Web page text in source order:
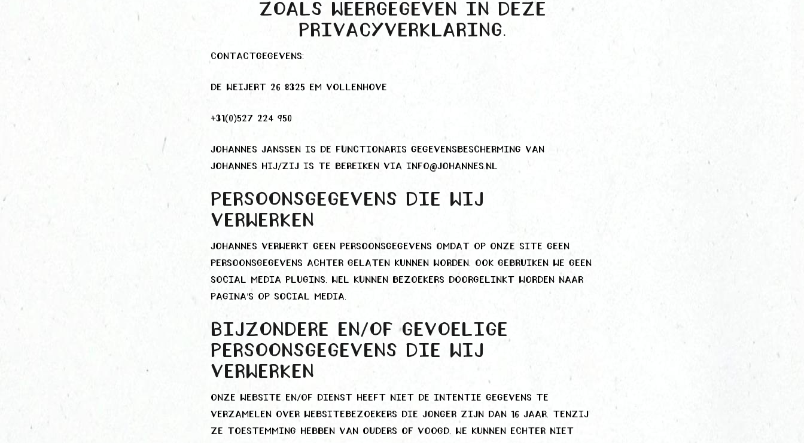
zoals weergegeven in deze
privacyverklaring.
Contactgegevens:
De Weijert 26 8325 EM Vollenhove
+31(0)527 224 950
Johannes Janssen is de Functionaris Gegevensbescherming van
Johannes Hij/zij is te bereiken via info@johannes.nl
Persoonsgegevens die wij
verwerken
Johannes verwerkt geen persoonsgegevens omdat op onze site geen
persoonsgegevens achter gelaten kunnen worden. Ook gebruiken we geen
social media plugins. Wel kunnen bezoekers doorgelinkt worden naar
pagina’s op social media.
Bijzondere en/of gevoelige
persoonsgegevens die wij
verwerken
Onze website en/of dienst heeft niet de intentie gegevens te
verzamelen over websitebezoekers die jonger zijn dan 16 jaar. Tenzij
ze toestemming hebben van ouders of voogd. We kunnen echter niet